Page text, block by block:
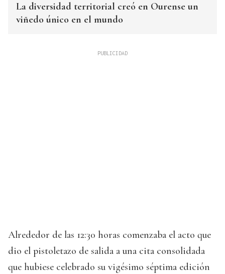
La diversidad territorial creó en Ourense un
viñedo único en el mundo
Alrededor de las 12:30 horas comenzaba el acto que
dio el pistoletazo de salida a una cita consolidada
que hubiese celebrado su vigésimo séptima edición